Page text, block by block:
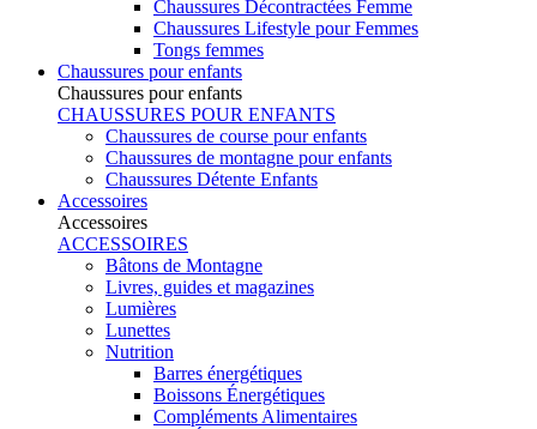
Chaussures Décontractées Femme
Chaussures Lifestyle pour Femmes
Tongs femmes
Chaussures pour enfants
Chaussures pour enfants
CHAUSSURES POUR ENFANTS
Chaussures de course pour enfants
Chaussures de montagne pour enfants
Chaussures Détente Enfants
Accessoires
Accessoires
ACCESSOIRES
Bâtons de Montagne
Livres, guides et magazines
Lumières
Lunettes
Nutrition
Barres énergétiques
Boissons Énergétiques
Compléments Alimentaires